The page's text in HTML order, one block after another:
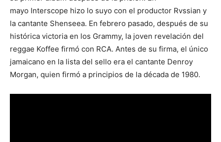
mayo Interscope hizo lo suyo con el productor Rvssian y
la cantante Shenseea. En febrero pasado, después de su
histórica victoria en los Grammy, la joven revelación del
reggae Koffee firmó con RCA. Antes de su firma, el único
jamaicano en la lista del sello era el cantante Denroy
Morgan, quien firmó a principios de la década de 1980.